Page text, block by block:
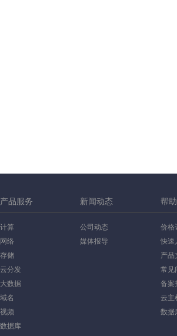
产品服务
计算
网络
存储
云分发
大数据
域名
视频
数据库
新闻动态
公司动态
媒体报导
帮
价格
快速
产品
常见
备案
云主
数据